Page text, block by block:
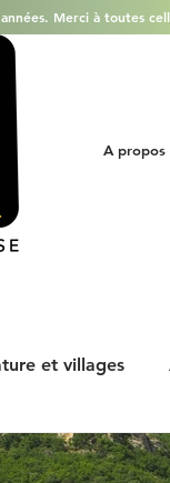
Merci à toutes
A propos
et villages